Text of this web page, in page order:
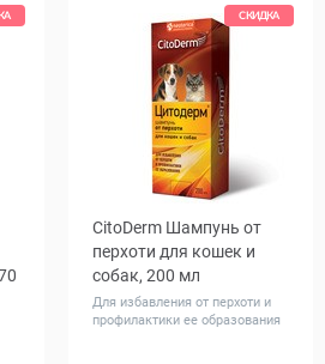
СКИДКА
CitoDerm Шампунь от
перхоти для кошек и
собак, 200 мл
Для избавления от перхоти и
профилактики ее образования